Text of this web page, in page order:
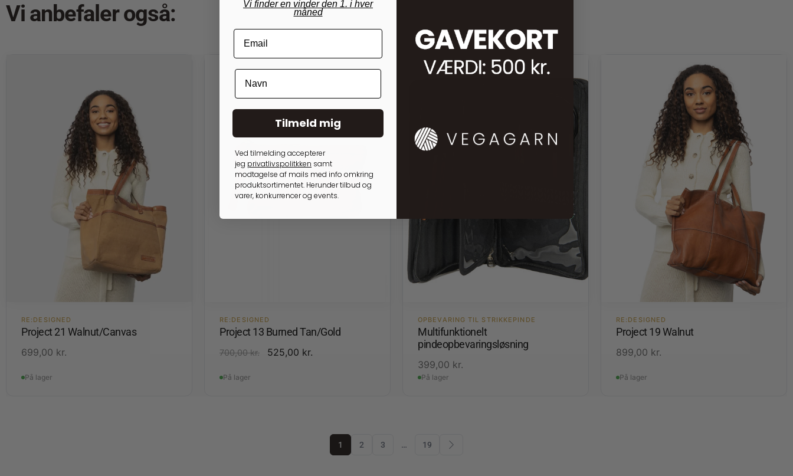
Vi anbefaler også:
RE:DESIGNED
Project 21 Walnut/Canvas
699,00 kr.
På lager
RE:DESIGNED
Project 13 Burned Tan/Gold
700,00kr. 525,00 kr.
På lager
OPBEVARING TIL STRIKKEPINDE
Multifunktionelt
pindeopbevaringsløsning
399,00 kr.
På lager
RE:DESIGNED
Project 19 Walnut
899,00 kr.
På lager
1 2 3 … 19
Vi finder en vinder den 1. i hver
måned
Tilmeld mig
Ved tilmelding accepterer
jeg privatlivspolitkken samt
modtagelse af mails med info omkring
produktsortimentet. Herunder tilbud og
varer, konkurrencer og events.